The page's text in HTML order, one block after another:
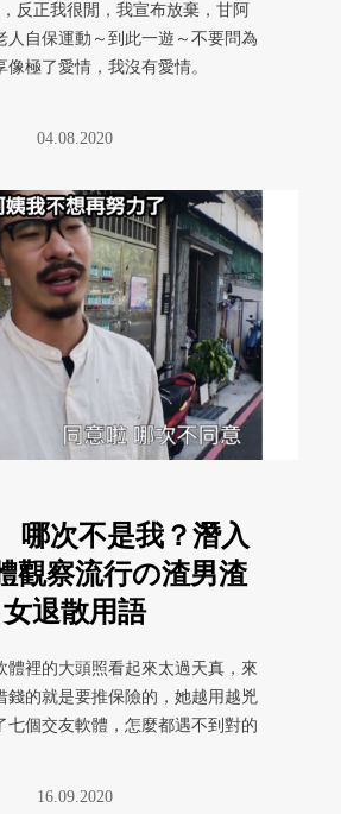
反正我很閒，我宣布放棄，甘阿
自保運動～到此一遊～不要問為
像極了愛情，我沒有愛情。
04.08.2020
哪次不是我？潛入
觀察流行の渣男渣
女退散用語
體裡的大頭照看起來太過天真，來
錢的就是要推保險的，她越用越兇
七個交友軟體，怎麼都遇不到對的
16.09.2020